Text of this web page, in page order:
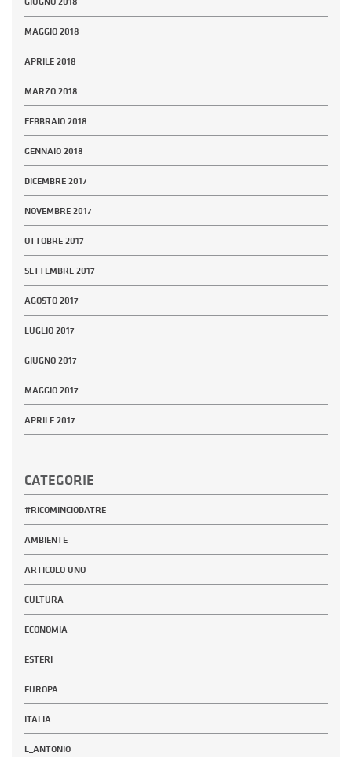
MAGGIO 2018
APRILE 2018
MARZO 2018
FEBBRAIO 2018
GENNAIO 2018
DICEMBRE 2017
NOVEMBRE 2017
OTTOBRE 2017
SETTEMBRE 2017
AGOSTO 2017
LUGLIO 2017
GIUGNO 2017
MAGGIO 2017
APRILE 2017
CATEGORIE
#RICOMINCIODATRE
AMBIENTE
ARTICOLO UNO
CULTURA
ECONOMIA
ESTERI
EUROPA
ITALIA
L_ANTONIO